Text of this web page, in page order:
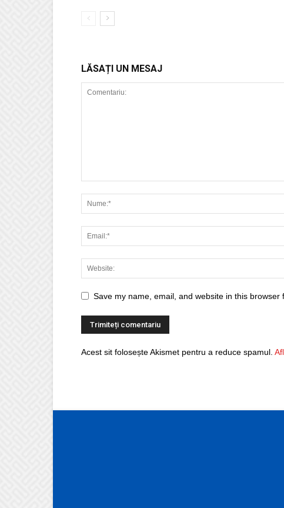
LĂSAȚI UN MESAJ
Save my name, email, and website in this browser
Acest sit folosește Akismet pentru a reduce spamul.